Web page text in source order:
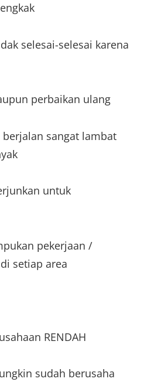
selesai-selesai karena
perbaikan ulang
sangat lambat
untuk
pekerjaan /
setiap area
RENDAH
sudah berusaha